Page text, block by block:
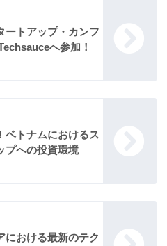
ートアップ・カンフ
へ参加！
ベトナムにおけるス
プへの投資環境
における最新のテク